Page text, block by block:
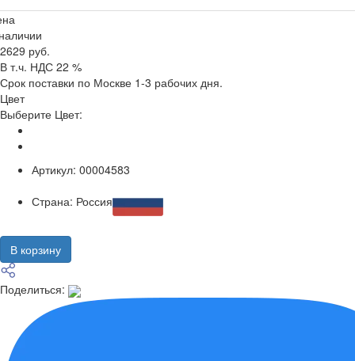
2629 руб.
В т.ч. НДС 22 %
Срок поставки по Москве 1-3 рабочих дня.
Цвет
Выберите Цвет:
Артикул: 00004583
Страна: Россия
В корзину
Поделиться: